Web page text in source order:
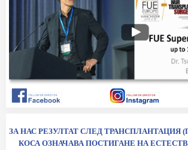
ЗА НАС РЕЗУЛТАТ СЛЕД ТРАНСПЛАНТАЦИЯ
КОСА ОЗНАЧАВА ПОСТИГАНЕ НА